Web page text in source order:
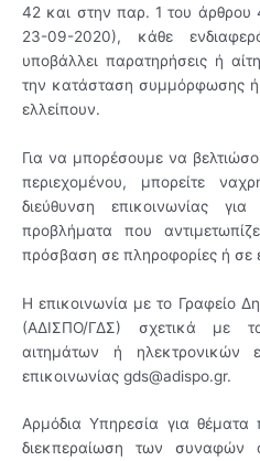
42 και στην παρ. 1 του
23-09-2020), κάθε
υποβάλλει παρατηρήσεις ή
την κατάσταση συμμόρφωσης ή
ελλείπουν.
Για να μπορέσουμε να
περιεχομένου, μπορείτε
διεύθυνση επικοινωνίας
προβλήματα που
πρόσβαση σε πληροφορίες ή
Η επικοινωνία με το Γραφείο
(ΑΔΙΣΠΟ/ΓΔΣ) σχετικά με
αιτημάτων ή ηλεκτρονικών
επικοινωνίας gds@adispo.gr.
Αρμόδια Υπηρεσία για θέματα
διεκπεραίωση των συναφών